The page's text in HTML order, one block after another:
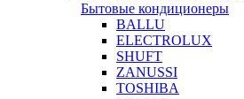
Бытовые кондиционеры
BALLU
ELECTROLUX
SHUFT
ZANUSSI
TOSHIBA